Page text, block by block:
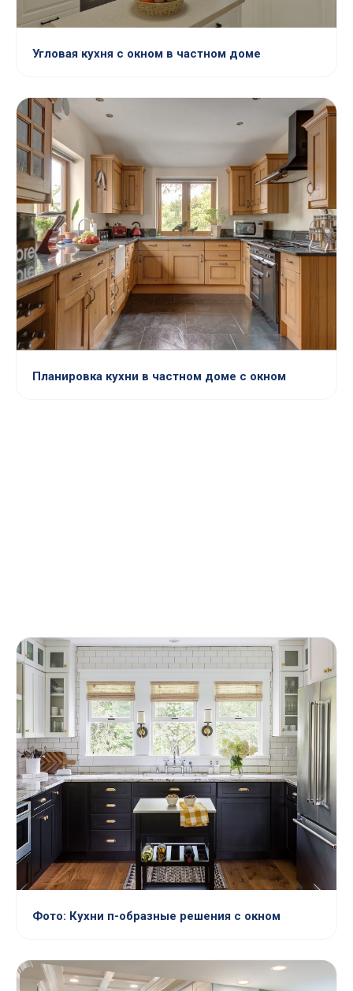
Угловая кухня с окном в частном доме
Планировка кухни в частном доме с окном
Фото: Кухни п-образные решения с окном